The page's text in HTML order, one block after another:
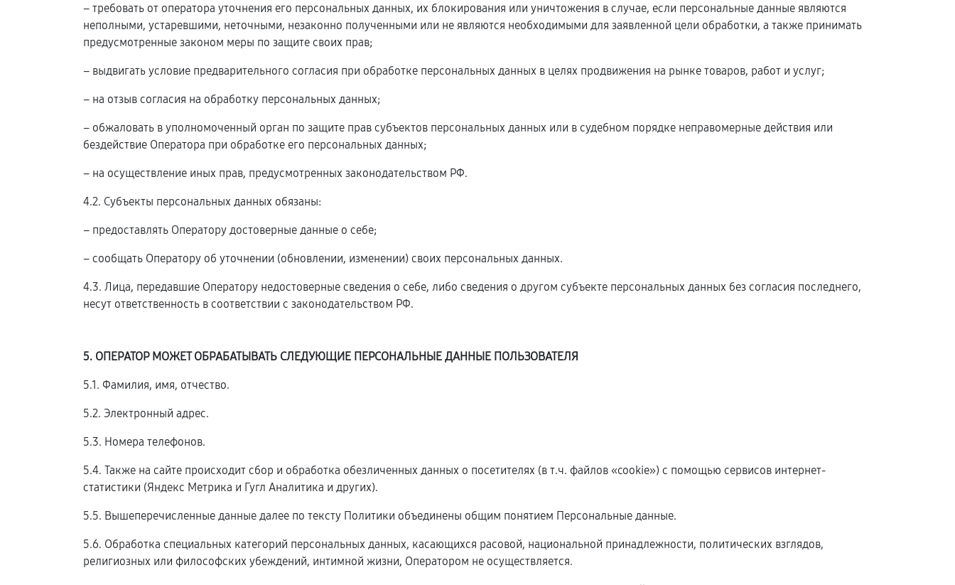
– требовать от оператора уточнения его персональных данных, их блокирования или уничтожения в случае, если персональные данные являются
неполными, устаревшими, неточными, незаконно полученными или не являются необходимыми для заявленной цели обработки, а также принимать
предусмотренные законом меры по защите своих прав;
– выдвигать условие предварительного согласия при обработке персональных данных в целях продвижения на рынке товаров, работ и услуг;
– на отзыв согласия на обработку персональных данных;
– обжаловать в уполномоченный орган по защите прав субъектов персональных данных или в судебном порядке неправомерные действия или
бездействие Оператора при обработке его персональных данных;
– на осуществление иных прав, предусмотренных законодательством РФ.
4.2. Субъекты персональных данных обязаны:
– предоставлять Оператору достоверные данные о себе;
– сообщать Оператору об уточнении (обновлении, изменении) своих персональных данных.
4.3. Лица, передавшие Оператору недостоверные сведения о себе, либо сведения о другом субъекте персональных данных без согласия последнего,
несут ответственность в соответствии с законодательством РФ.
5. ОПЕРАТОР МОЖЕТ ОБРАБАТЫВАТЬ СЛЕДУЮЩИЕ ПЕРСОНАЛЬНЫЕ ДАННЫЕ ПОЛЬЗОВАТЕЛЯ
5.1. Фамилия, имя, отчество.
5.2. Электронный адрес.
5.3. Номера телефонов.
5.4. Также на сайте происходит сбор и обработка обезличенных данных о посетителях (в т.ч. файлов «cookie») с помощью сервисов интернет-
статистики (Яндекс Метрика и Гугл Аналитика и других).
5.5. Вышеперечисленные данные далее по тексту Политики объединены общим понятием Персональные данные.
5.6. Обработка специальных категорий персональных данных, касающихся расовой, национальной принадлежности, политических взглядов,
религиозных или философских убеждений, интимной жизни, Оператором не осуществляется.